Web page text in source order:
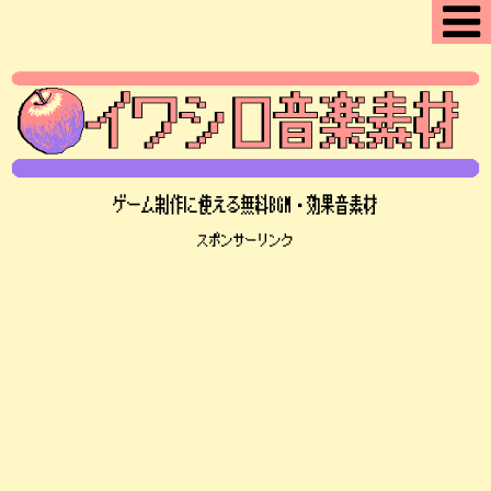
ゲーム制作に使える無料BGM・効果音素材
スポンサーリンク